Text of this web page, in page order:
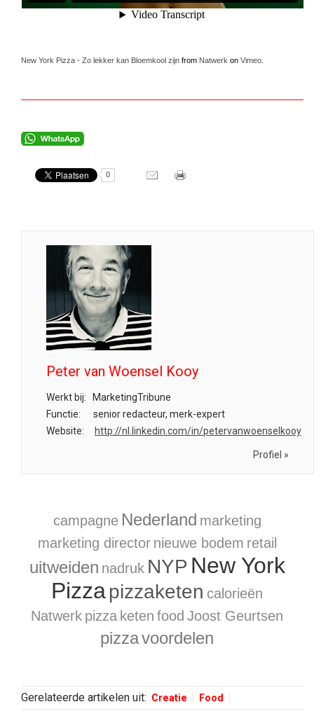
New York Pizza - Zo lekker kan Bloemkool zijn from Natwerk on Vimeo
0
Peter van Woensel Kooy
Werkt bij:
MarketingTribune
Functie:
senior redacteur, merk-expert
Website:
http://nl.linkedin.com/in/petervanwoenselkooy
Profiel »
campagne Nederland marketing
marketing director nieuwe bodem retail
uitweiden nadruk NYP New York
Pizzapizzaketen calorieën
Natwerk pizza keten food Joost Geurtsen
pizzavoordelen
Gerelateerde artikelen uit: Creatie Food